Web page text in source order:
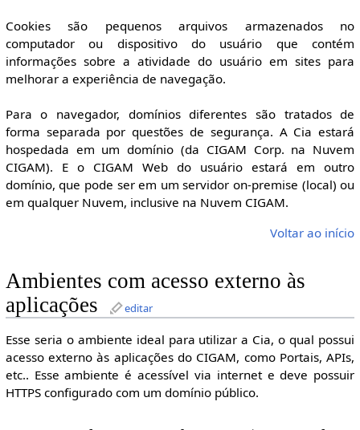
Cookies são pequenos arquivos armazenados no
computador ou dispositivo do usuário que contém
informações sobre a atividade do usuário em sites para
melhorar a experiência de navegação.
Para o navegador, domínios diferentes são tratados de
forma separada por questões de segurança. A Cia estará
hospedada em um domínio (da CIGAM Corp. na Nuvem
CIGAM). E o CIGAM Web do usuário estará em outro
domínio, que pode ser em um servidor on-premise (local) ou
em qualquer Nuvem, inclusive na Nuvem CIGAM.
Voltar ao início
Ambientes com acesso externo às
aplicações
editar
Esse seria o ambiente ideal para utilizar a Cia, o qual possui
acesso externo às aplicações do CIGAM, como Portais, APIs,
etc.. Esse ambiente é acessível via internet e deve possuir
HTTPS configurado com um domínio público.